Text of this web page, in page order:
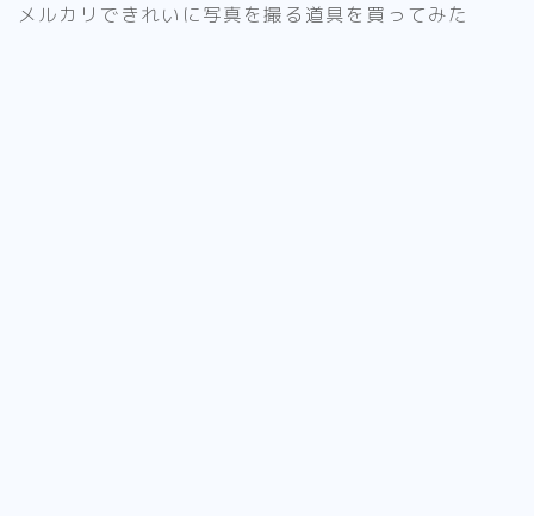
メルカリできれいに写真を撮る道具を買ってみた